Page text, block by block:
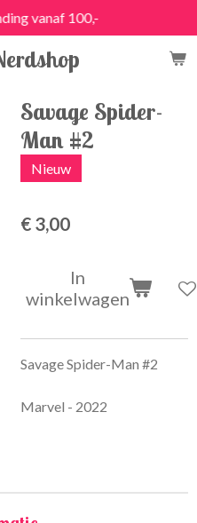
vanaf 100,-
Savage Spider-
Man #2
Nieuw
€ 3,00
In
winkelwagen
Savage Spider-Man #2
Marvel - 2022